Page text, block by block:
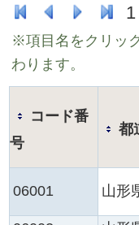
1
※項目名をクリッ
わります。
コード番
号
都
06001 山形